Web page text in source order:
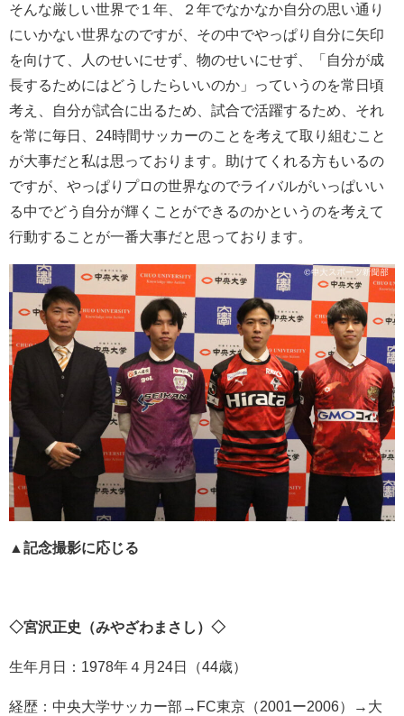
そんな厳しい世界で１年、２年でなかなか自分の思い通り
にいかない世界なのですが、その中でやっぱり自分に矢印
を向けて、人のせいにせず、物のせいにせず、「自分が成
長するためにはどうしたらいいのか」っていうのを常日頃
考え、自分が試合に出るため、試合で活躍するため、それ
を常に毎日、24時間サッカーのことを考えて取り組むこと
が大事だと私は思っております。助けてくれる方もいるの
ですが、やっぱりプロの世界なのでライバルがいっぱいい
る中でどう自分が輝くことができるのかというのを考えて
行動することが一番大事だと思っております。
▲記念撮影に応じる
◇宮沢正史（みやざわまさし）◇
生年月日：1978年４月24日（44歳）
経歴：中央大学サッカー部→FC東京（2001ー2006）→大